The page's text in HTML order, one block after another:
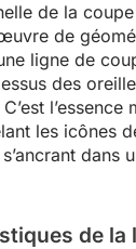
de la
de
ligne de
des
l’essence
les icônes
dans
de la